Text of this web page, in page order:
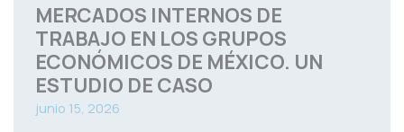
MERCADOS INTERNOS DE
TRABAJO EN LOS GRUPOS
ECONÓMICOS DE MÉXICO. UN
ESTUDIO DE CASO
junio 15, 2026